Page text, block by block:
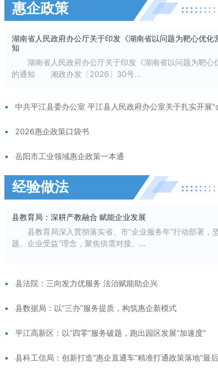
惠企政策
湖南省人民政府办公厅关于印发《湖南省以问题为靶心优化
知
湖南省人民政府办公厅关于印发《湖南省以问题为靶心
的通知 湘政办发〔2026〕30号…
2026惠企政策口袋书
岳阳市工业领域惠企政策一本通
经验做法
县教育局：深耕产教融合 赋能企业发展
县教育局深入贯彻落实省、市“企业服务年”行动部署，
题、企业受益”理念，聚焦供需对接、…
县法院：三向发力优服务 法治赋能助企兴
县数据局：以“三办”服务提质，构筑惠企新模式
平江高新区：以“四零”服务破题，跑出园区发展“加速度”
县科工信局：创新打造“惠企直通车”精准打通政策落地“最